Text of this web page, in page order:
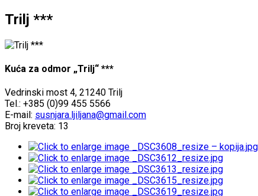
Trilj ***
Kuća za odmor „Trilj“ ***
Vedrinski most 4, 21240 Trilj
Tel.: +385 (0)99 455 5566
E-mail: susnjara.ljiljana@gmail.com
Broj kreveta: 13